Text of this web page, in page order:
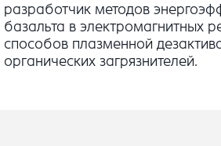
разработчик методов
базальта в электромагнитных
способов плазменной
органических загрязнителей.